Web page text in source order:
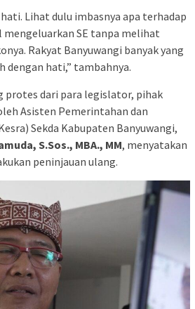
Lihat dulu imbasnya apa terhadap
mengeluarkan SE tanpa melihat
Rakyat Banyuwangi banyak yang
dengan hati,” tambahnya.
protes dari para legislator, pihak
Asisten Pemerintahan dan
Sekda Kabupaten Banyuwangi,
S.Sos., MBA., MM, menyatakan
peninjauan ulang.